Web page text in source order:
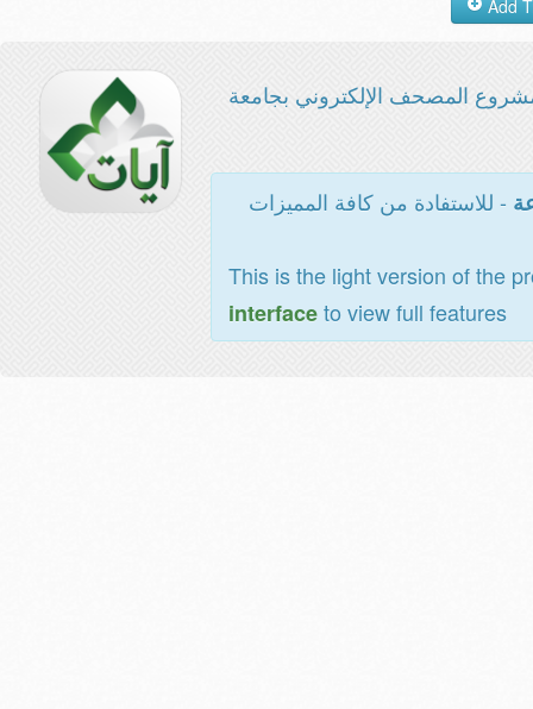
المصحف الإلكتروني بجامعة
- للاستفادة من كافة المميزات
This is the light version of the
interfaceto view full features